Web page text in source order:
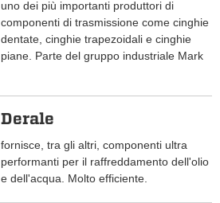
uno dei più importanti produttori di
componenti di trasmissione come cinghie
dentate, cinghie trapezoidali e cinghie
piane. Parte del gruppo industriale Mark
Derale
fornisce, tra gli altri, componenti ultra
performanti per il raffreddamento dell'olio
e dell'acqua. Molto efficiente.